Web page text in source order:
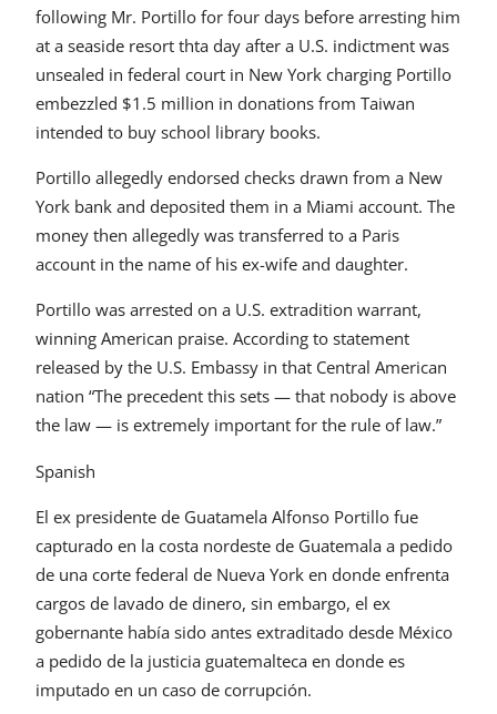
following Mr. Portillo for four days before arresting him
at a seaside resort thta day after a U.S. indictment was
unsealed in federal court in New York charging Portillo
embezzled $1.5 million in donations from Taiwan
intended to buy school library books.
Portillo allegedly endorsed checks drawn from a New
York bank and deposited them in a Miami account. The
money then allegedly was transferred to a Paris
account in the name of his ex-wife and daughter.
Portillo was arrested on a U.S. extradition warrant,
winning American praise. According to statement
released by the U.S. Embassy in that Central American
nation “The precedent this sets — that nobody is above
the law — is extremely important for the rule of law.”
Spanish
El ex presidente de Guatamela Alfonso Portillo fue
capturado en la costa nordeste de Guatemala a pedido
de una corte federal de Nueva York en donde enfrenta
cargos de lavado de dinero, sin embargo, el ex
gobernante había sido antes extraditado desde México
a pedido de la justicia guatemalteca en donde es
imputado en un caso de corrupción.